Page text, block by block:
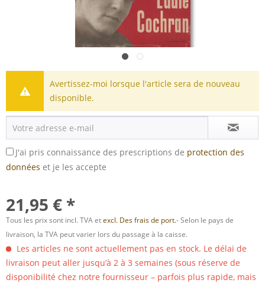
Avertissez-moi lorsque l'article sera de nouveau
disponible.
J'ai pris connaissance des prescriptions de protection des
données et je les accepte
21,95 € *
Tous les prix sont incl. TVA etexcl. Des frais de port.- Selon le pays de
livraison, la TVA peut varier lors du passage à la caisse.
Les articles ne sont actuellement pas en stock. Le délai de
livraison peut aller jusqu’à 2 à 3 semaines (sous réserve de
disponibilité chez notre fournisseur – parfois plus rapide, mais